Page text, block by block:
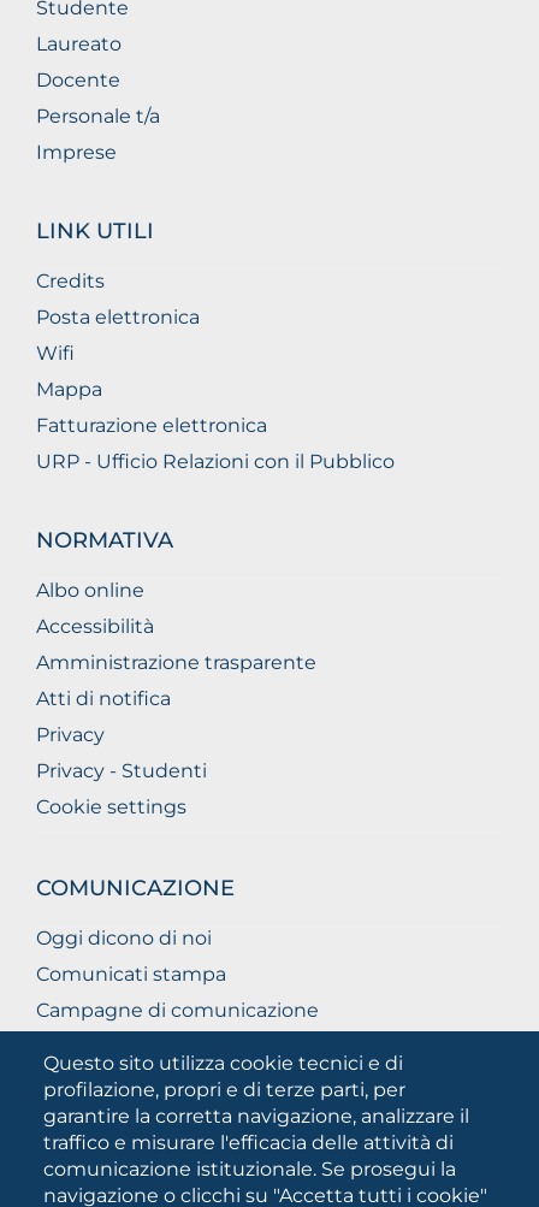
Questo sito utilizza cookie tecnici e di
profilazione, propri e di terze parti, per
garantire la corretta navigazione, analizzare il
traffico e misurare l'efficacia delle attività di
comunicazione istituzionale. Se prosegui la
navigazione o clicchi su "Accetta tutti i cookie"
Studente
Laureato
Docente
Personale t/a
Imprese
LINK UTILI
Credits
Posta elettronica
Wifi
Mappa
Fatturazione elettronica
URP - Ufficio Relazioni con il Pubblico
NORMATIVA
Albo online
Accessibilità
Amministrazione trasparente
Atti di notifica
Privacy
Privacy - Studenti
Cookie settings
COMUNICAZIONE
Oggi dicono di noi
Comunicati stampa
Campagne di comunicazione
Unifg Mag
Manuale di identità visiva
Facts and figures